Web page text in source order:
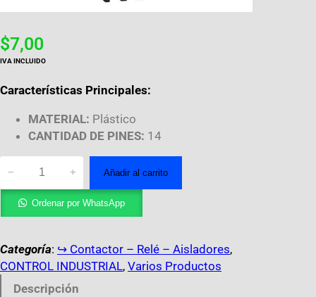
$7,00
IVA INCLUIDO
Características Principales:
MATERIAL: Plástico
CANTIDAD DE PINES: 14
− + Añadir al carrito
Ordenar por WhatsApp
Categoría: ↪︎ Contactor – Relé – Aisladores
CONTROL INDUSTRIAL, Varios Productos
Descripción